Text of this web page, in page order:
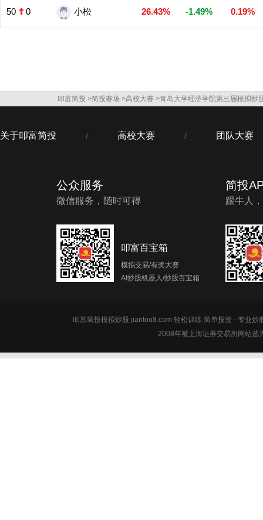
50 0 小松 26.43% -1.49% 0.19%
叩富简投 >简投赛场 >高校大赛 >青岛大学经济学院第三届模拟炒
关于叩富简投 / 高校大赛 / 团队大赛
公众服务
微信服务，随时可得
叩富百宝箱
模拟交易/有奖大赛
AI炒股机器人/炒股百宝箱
简投
跟牛人
叩富简投模拟炒股 jiantou8.com 轻松训练 简单投资 - 专业炒
2008年被上海证券交易所网站选